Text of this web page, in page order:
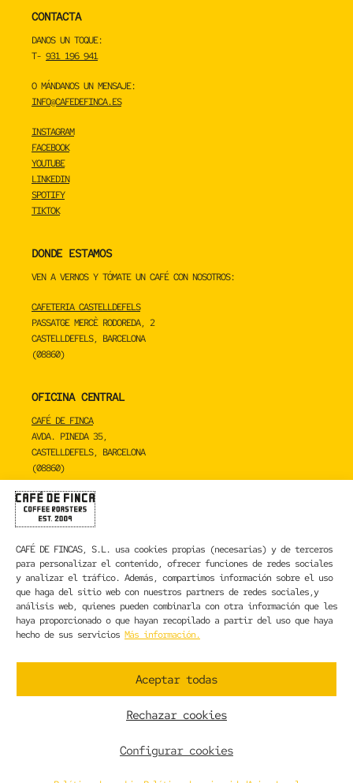
CAFÉ DE FINCAS, S.L. usa cookies propias (necesarias) y de terceros
para personalizar el contenido, ofrecer funciones de redes sociales
y analizar el tráfico. Además, compartimos información sobre el uso
que haga del sitio web con nuestros partners de redes sociales,y
análisis web, quienes pueden combinarla con otra información que les
haya proporcionado o que hayan recopilado a partir del uso que haya
hecho de sus servicios Más información.
Aceptar todas
Rechazar cookies
Configurar cookies
CONTACTA
DANOS UN TOQUE:
T- 931 196 941
O MÁNDANOS UN MENSAJE:
INFO@CAFEDEFINCA.ES
INSTAGRAM
FACEBOOK
YOUTUBE
LINKEDIN
SPOTIFY
TIKTOK
DONDE ESTAMOS
VEN A VERNOS Y TÓMATE UN CAFÉ CON NOSOTROS:
CAFETERIA CASTELLDEFELS
PASSATGE MERCÈ RODOREDA, 2
CASTELLDEFELS, BARCELONA
(08860)
OFICINA CENTRAL
CAFÉ DE FINCA
AVDA. PINEDA 35,
CASTELLDEFELS, BARCELONA
(08860)
TOSTADERO
CAFÉ DE FINCA
CARRER DE LA MARE DE DÉU DE NÚRIA 23C,
SANT BOI DE LLOBREGAT, BARCELONA
(08830)
CONTACTA CON NOSOTROS
CONDICIONES GENERALES DE CONTRATACIÓN